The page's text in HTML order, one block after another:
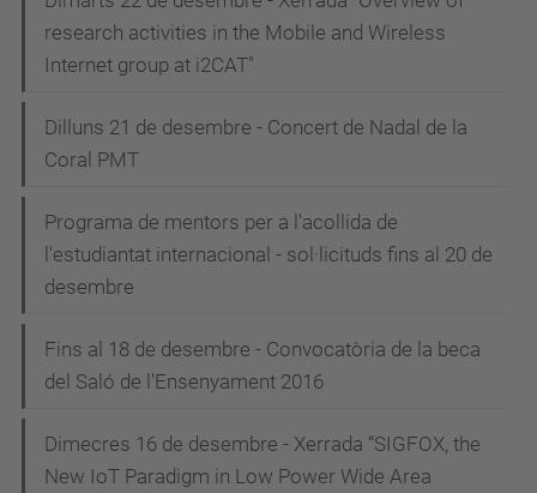
research activities in the Mobile and Wireless
Internet group at i2CAT"
Dilluns 21 de desembre - Concert de Nadal de la
Coral PMT
Programa de mentors per a l'acollida de
l'estudiantat internacional - sol·licituds fins al 20 de
desembre
Fins al 18 de desembre - Convocatòria de la beca
del Saló de l'Ensenyament 2016
Dimecres 16 de desembre - Xerrada “SIGFOX, the
New IoT Paradigm in Low Power Wide Area